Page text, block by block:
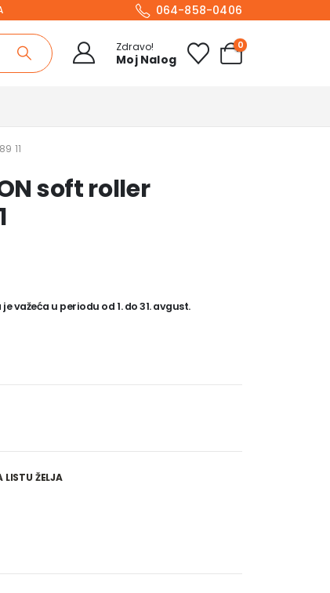
064-858-0406
Zdravo!
Moj Nalog
0
11
soft roller
važeća u periodu od 1. do 31. avgust.
ŽELJA